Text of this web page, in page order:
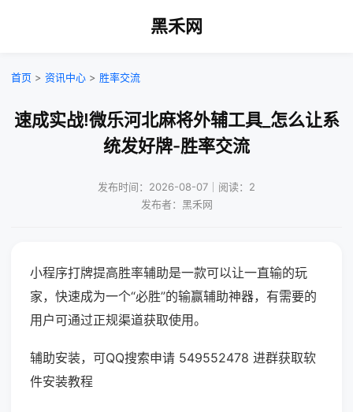
黑禾网
首页 > 资讯中心 > 胜率交流
速成实战!微乐河北麻将外辅工具_怎么让系
统发好牌-胜率交流
发布时间：2026-08-07｜阅读：2
发布者：黑禾网
小程序打牌提高胜率辅助是一款可以让一直输的玩
家，快速成为一个“必胜”的输赢辅助神器，有需要的
用户可通过正规渠道获取使用。
辅助安装，可QQ搜索申请 549552478 进群获取软
件安装教程